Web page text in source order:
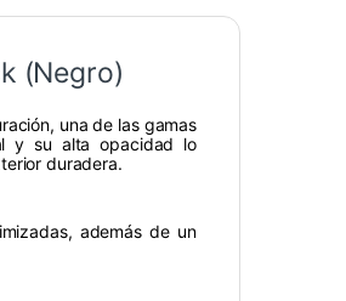
(Negro)
una de las gamas
y su alta opacidad lo
duradera.
además de un